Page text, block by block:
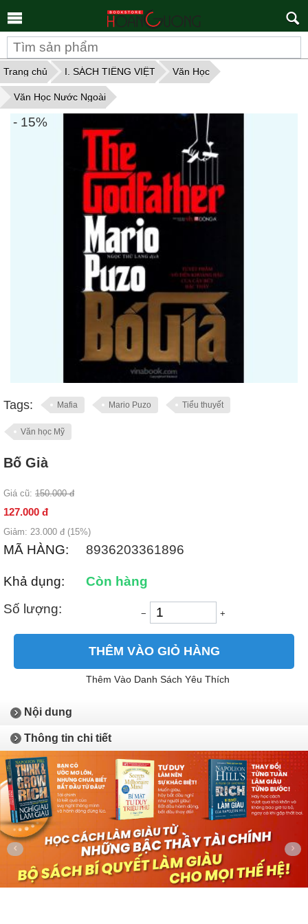
Trang chủ I. SÁCH TIẾNG VIỆT Văn Học
Văn Học Nước Ngoài
Tags: Mafia Mario Puzo Tiểu thuyết
Văn học Mỹ
- 15%
Bố Già
Giá cũ: 150.000 đ
127.000 đ
Giảm: 23.000 đ (15%)
MÃ HÀNG: 8936203361896
Khả dụng:
Còn hàng
Số lượng:
− +
THÊM VÀO GIỎ HÀNG
Thêm Vào Danh Sách Yêu Thích
Nội dung
Thông tin chi tiết